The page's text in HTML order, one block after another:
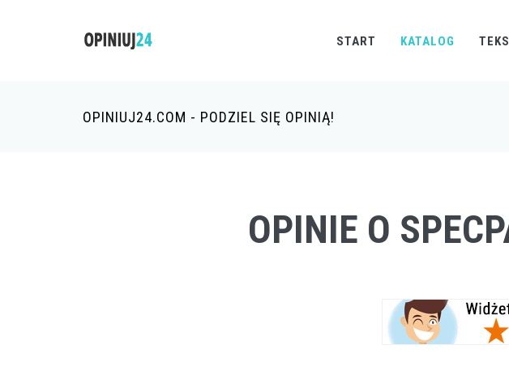
START KATALOG
OPINIUJ24.COM - PODZIEL SIĘ OPINIĄ!
OPINIE O